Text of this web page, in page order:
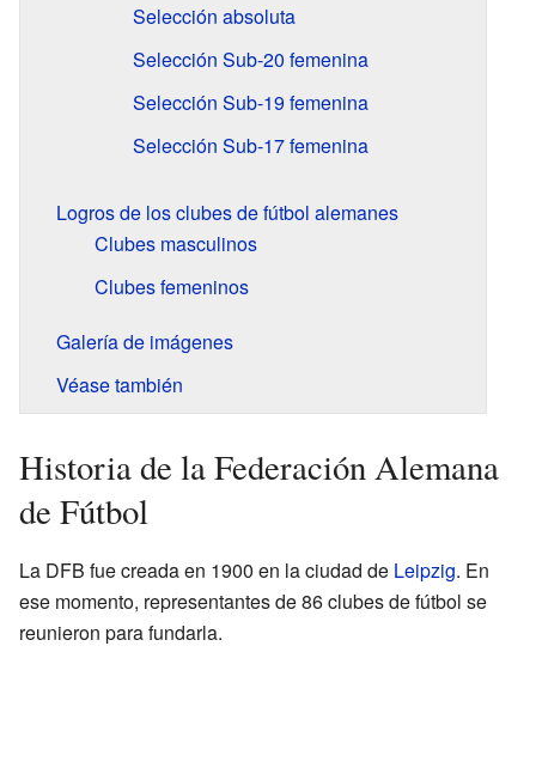
Selección absoluta
Selección Sub-20 femenina
Selección Sub-19 femenina
Selección Sub-17 femenina
Logros de los clubes de fútbol alemanes
Clubes masculinos
Clubes femeninos
Galería de imágenes
Véase también
Historia de la Federación Alemana
de Fútbol
La DFB fue creada en 1900 en la ciudad de Leipzig. En
ese momento, representantes de 86 clubes de fútbol se
reunieron para fundarla.